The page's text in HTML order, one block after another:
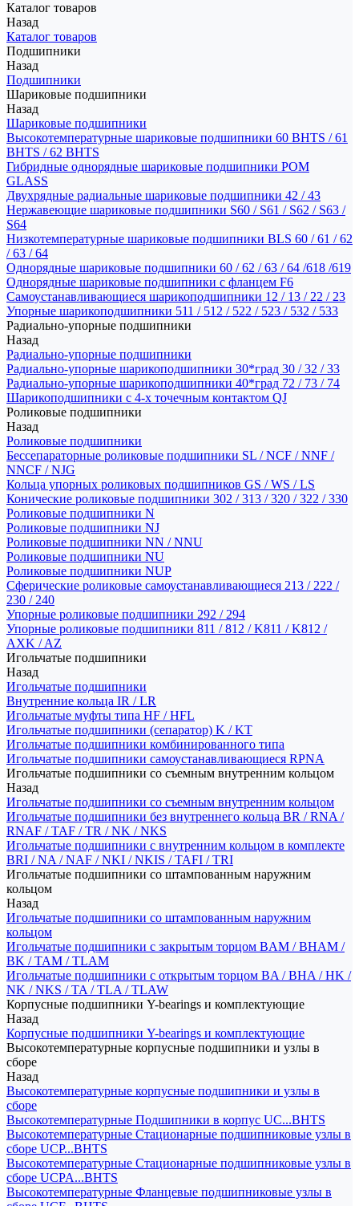
Каталог товаров
Назад
Каталог товаров
Подшипники
Назад
Подшипники
Шариковые подшипники
Назад
Шариковые подшипники
Высокотемпературные шариковые подшипники 60 BHTS / 61
BHTS / 62 BHTS
Гибридные однорядные шариковые подшипники POM
GLASS
Двухрядные радиальные шариковые подшипники 42 / 43
Нержавеющие шариковые подшипники S60 / S61 / S62 / S63 /
S64
Низкотемпературные шариковые подшипники BLS 60 / 61 / 62
/ 63 / 64
Однорядные шариковые подшипники 60 / 62 / 63 / 64 /618 /619
Однорядные шариковые подшипники с фланцем F6
Самоустанавливающиеся шарикоподшипники 12 / 13 / 22 / 23
Упорные шарикоподшипники 511 / 512 / 522 / 523 / 532 / 533
Радиально-упорные подшипники
Назад
Радиально-упорные подшипники
Радиально-упорные шарикоподшипники 30*град 30 / 32 / 33
Радиально-упорные шарикоподшипники 40*град 72 / 73 / 74
Шарикоподшипники с 4-х точечным контактом QJ
Роликовые подшипники
Назад
Роликовые подшипники
Бессепараторные роликовые подшипники SL / NCF / NNF /
NNCF / NJG
Кольца упорных роликовых подшипников GS / WS / LS
Конические роликовые подшипники 302 / 313 / 320 / 322 / 330
Роликовые подшипники N
Роликовые подшипники NJ
Роликовые подшипники NN / NNU
Роликовые подшипники NU
Роликовые подшипники NUP
Сферические роликовые самоустанавливающиеся 213 / 222 /
230 / 240
Упорные роликовые подшипники 292 / 294
Упорные роликовые подшипники 811 / 812 / K811 / K812 /
AXK / AZ
Игольчатые подшипники
Назад
Игольчатые подшипники
Внутренние кольца IR / LR
Игольчатые муфты типа HF / HFL
Игольчатые подшипники (сепаратор) K / KT
Игольчатые подшипники комбинированного типа
Игольчатые подшипники самоустанавливающиеся RPNA
Игольчатые подшипники со съемным внутренним кольцом
Назад
Игольчатые подшипники со съемным внутренним кольцом
Игольчатые подшипники без внутреннего кольца BR / RNA /
RNAF / TAF / TR / NK / NKS
Игольчатые подшипники с внутренним кольцом в комплекте
BRI / NA / NAF / NKI / NKIS / TAFI / TRI
Игольчатые подшипники со штампованным наружним
кольцом
Назад
Игольчатые подшипники со штампованным наружним
кольцом
Игольчатые подшипники с закрытым торцом BAM / BHAM /
BK / TAM / TLAM
Игольчатые подшипники с открытым торцом BA / BHA / HK /
NK / NKS / TA / TLA / TLAW
Корпусные подшипники Y-bearings и комплектующие
Назад
Корпусные подшипники Y-bearings и комплектующие
Высокотемпературные корпусные подшипники и узлы в
сборе
Назад
Высокотемпературные корпусные подшипники и узлы в
сборе
Высокотемпературные Подшипники в корпус UC...BHTS
Высокотемпературные Стационарные подшипниковые узлы в
сборе UCP...BHTS
Высокотемпературные Стационарные подшипниковые узлы в
сборе UCPA...BHTS
Высокотемпературные Фланцевые подшипниковые узлы в